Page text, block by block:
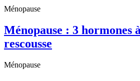
Ménopause
Ménopause : 3 hormones
rescousse
Ménopause